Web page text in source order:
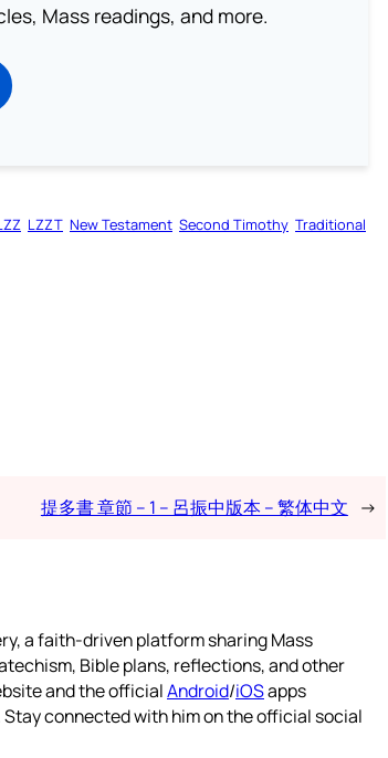
Mass readings, and more.
LZZT New Testament Second Timothy Traditional
提多書 章節 – 1 – 呂振中版本 – 繁体中文 →
a faith-driven platform sharing Mass
Bible plans, reflections, and other
and the officialAndroid/iOSapps
Stay connected with him on the official social